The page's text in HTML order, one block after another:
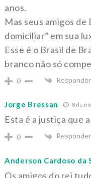
anos.
Mas seus amigos de
domiciliar” em sua
Esse é o Brasil de
branco não só
0 Responder
Jorge Bressan 8 de
Esta é a justiça que
0 Responder
Anderson Cardoso da
Os amigos do rei